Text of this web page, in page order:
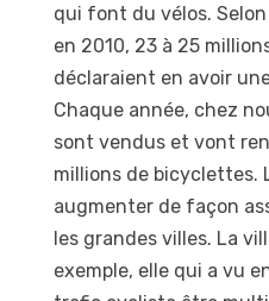
qui font du vélos. Selon
en 2010, 23 à 25
déclaraient en avoir
Chaque année, chez
sont vendus et vont
millions de bicyclettes.
augmenter de façon
les grandes villes. La
exemple, elle qui a vu